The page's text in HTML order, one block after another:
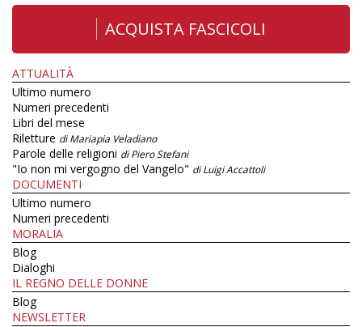
ACQUISTA FASCICOLI
ATTUALITÀ
Ultimo numero
Numeri precedenti
Libri del mese
Riletture di Mariapia Veladiano
Parole delle religioni di Piero Stefani
"Io non mi vergogno del Vangelo" di Luigi Accattoli
DOCUMENTI
Ultimo numero
Numeri precedenti
MORALIA
Blog
Dialoghi
IL REGNO DELLE DONNE
Blog
NEWSLETTER